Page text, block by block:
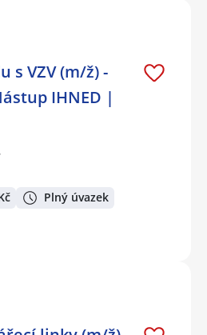
s VZV (m/ž) -
IHNED |
Plný úvazek